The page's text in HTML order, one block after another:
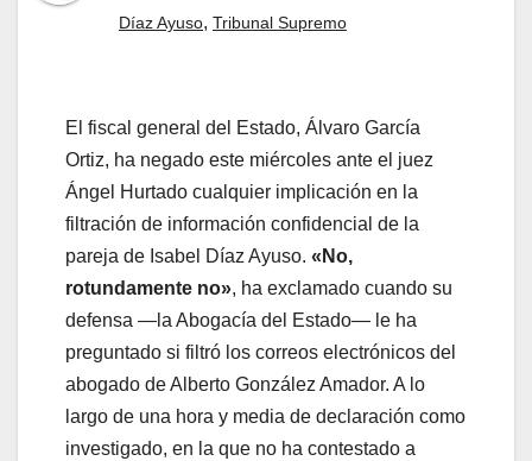
Díaz Ayuso, Tribunal Supremo
El fiscal general del Estado, Álvaro García
Ortiz, ha negado este miércoles ante el juez
Ángel Hurtado cualquier implicación en la
filtración de información confidencial de la
pareja de Isabel Díaz Ayuso. «No,
rotundamente no», ha exclamado cuando su
defensa —la Abogacía del Estado— le ha
preguntado si filtró los correos electrónicos del
abogado de Alberto González Amador. A lo
largo de una hora y media de declaración como
investigado, en la que no ha contestado a